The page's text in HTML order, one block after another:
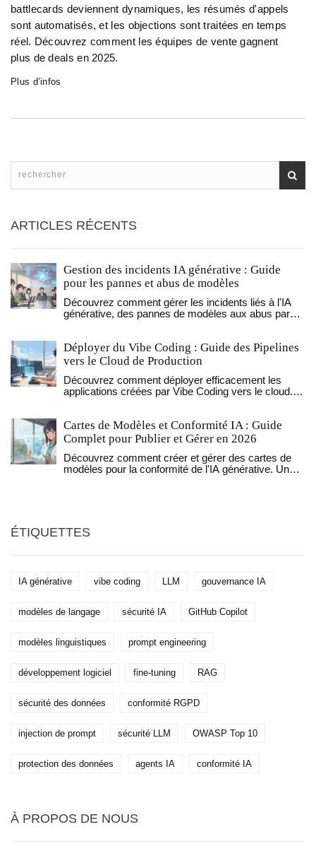
battlecards deviennent dynamiques, les résumés d'appels
sont automatisés, et les objections sont traitées en temps
réel. Découvrez comment les équipes de vente gagnent
plus de deals en 2025.
Plus d’infos
ARTICLES RÉCENTS
Gestion des incidents IA générative : Guide
pour les pannes et abus de modèles
Découvrez comment gérer les incidents liés à l'IA
générative, des pannes de modèles aux abus par
Déployer du Vibe Coding : Guide des Pipelines
vers le Cloud de Production
Découvrez comment déployer efficacement les
applications créées par Vibe Coding vers le cloud.
courantes.
Cartes de Modèles et Conformité IA : Guide
Complet pour Publier et Gérer en 2026
Découvrez comment créer et gérer des cartes de
modèles pour la conformité de l'IA générative. Un
ÉTIQUETTES
IA générative vibe coding LLM gouvernance IA
modèles de langage sécurité IA GitHub Copilot
modèles linguistiques prompt engineering
développement logiciel fine-tuning RAG
sécurité des données conformité RGPD
injection de prompt sécurité LLM OWASP Top 10
protection des données agents IA conformité IA
À PROPOS DE NOUS